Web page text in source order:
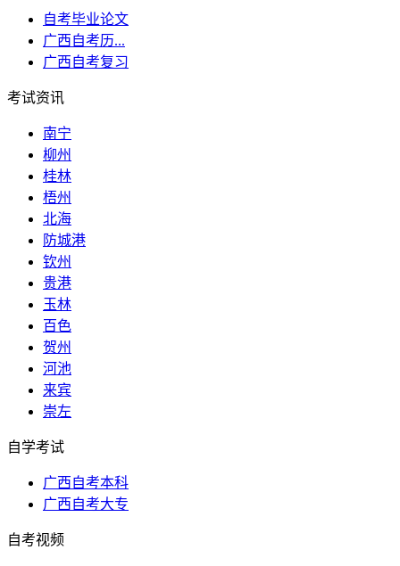
自考毕业论文
广西自考历...
广西自考复习
考试资讯
南宁
柳州
桂林
梧州
北海
防城港
钦州
贵港
玉林
百色
贺州
河池
来宾
崇左
自学考试
广西自考本科
广西自考大专
自考视频